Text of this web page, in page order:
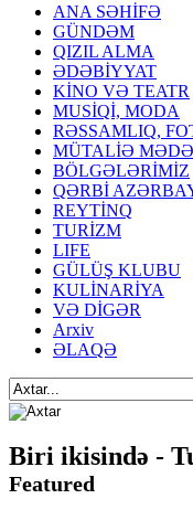
ANA SƏHİFƏ
GÜNDƏM
QIZIL ALMA
ƏDƏBİYYAT
KİNO VƏ TEATR
MUSİQİ, MODA
RƏSSAMLIQ,
MÜTALİƏ
BÖLGƏLƏRİMİZ
QƏRBİ
REYTİNQ
TURİZM
LIFE
GÜLÜŞ KLUBU
KULİNARİYA
VƏ DİGƏR
Arxiv
ƏLAQƏ
Biri ikisində -
Featured